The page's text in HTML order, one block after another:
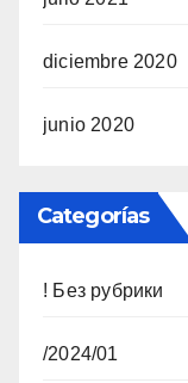
diciembre 2020
junio 2020
Categorías
! Без рубрики
/2024/01